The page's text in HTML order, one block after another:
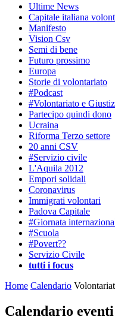
Ultime News
Capitale italiana
Manifesto
Vision Csv
Semi di bene
Futuro prossimo
Europa
Storie di volontariato
#Podcast
#Volontariato e
Partecipo quindi dono
Ucraina
Riforma Terzo settore
20 anni CSV
#Servizio civile
L'Aquila 2012
Empori solidali
Coronavirus
Immigrati volontari
Padova Capitale
#Giornata
#Scuola
#Povert??
Servizio Civile
tutti i focus
Home Calendario
Calendario eventi